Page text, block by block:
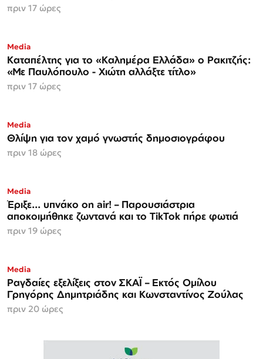
πριν 17 ώρες
Media
Καταπέλτης για το «Καλημέρα Ελλάδα» ο Ρακιτζής:
«Με Παυλόπουλο - Χιώτη αλλάξτε τίτλο»
πριν 17 ώρες
Media
Θλίψη για τον χαμό γνωστής δημοσιογράφου
πριν 18 ώρες
Media
Έριξε... υπνάκο on air! – Παρουσιάστρια
αποκοιμήθηκε ζωντανά και το TikTok πήρε φωτιά
πριν 19 ώρες
Media
Ραγδαίες εξελίξεις στον ΣΚΑΪ – Εκτός Ομίλου
Γρηγόρης Δημητριάδης και Κωνσταντίνος Ζούλας
πριν 20 ώρες